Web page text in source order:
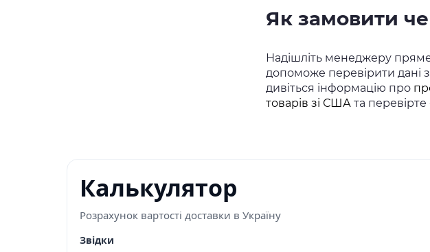
Як замовити
Надішліть менеджеру пряме
допоможе перевірити дані
дивіться інформацію про
товарів зі США та перевірте
Калькулятор
Розрахунок вартості доставки в Україну
Звідки